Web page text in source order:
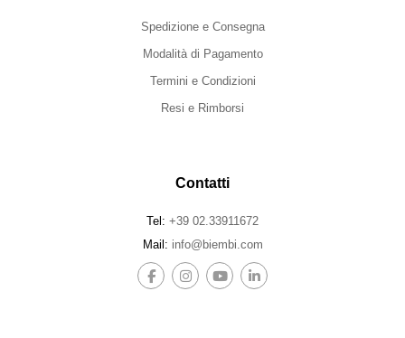
Spedizione e Consegna
Modalità di Pagamento
Termini e Condizioni
Resi e Rimborsi
Contatti
Tel: +39 02.33911672
Mail: info@biembi.com